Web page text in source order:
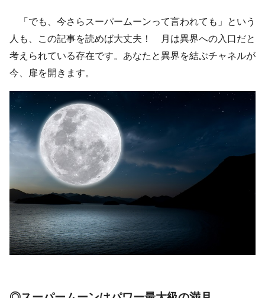
「でも、今さらスーパームーンって言われても」という
人も、この記事を読めば大丈夫！ 月は異界への入口だと
考えられている存在です。あなたと異界を結ぶチャネルが
今、扉を開きます。